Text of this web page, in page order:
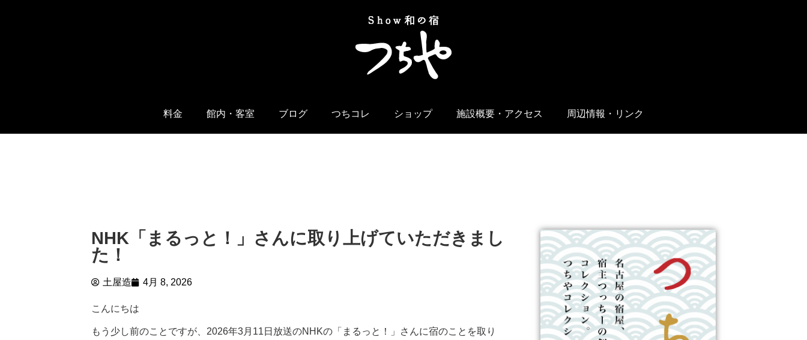
料金 館内・客室 ブログ つちコレ ショップ 施設概要・アクセス 周辺情報・リンク
NHK「まるっと！」さんに取り上げていただきまし
た！
土屋造 4月 8, 2026
こんにちは
もう少し前のことですが、2026年3月11日放送のNHKの「まるっと！」さんに宿のことを取り